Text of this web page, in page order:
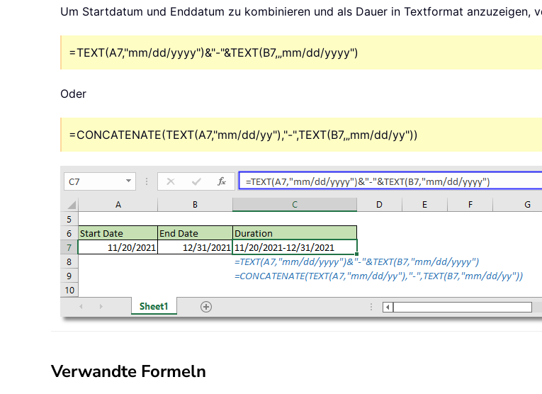
Um Startdatum und Enddatum zu kombinieren und als Dauer in Textformat anzuzeigen,
=TEXT(A7,"mm/dd/yyyy")&"-"&TEXT(B7,„mm/dd/yyyy")
Oder
=CONCATENATE(TEXT(A7,"mm/dd/yy"),"-",TEXT(B7,„mm/dd/yy"))
Verwandte Formeln